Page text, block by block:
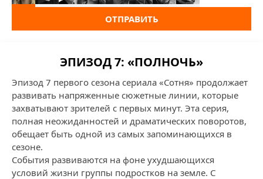
ОТПРАВИТЬ
ЭПИЗОД 7: «ПОЛНОЧЬ»
Эпизод 7 первого сезона сериала «Сотня» продолжает
развивать напряженные сюжетные линии, которые
захватывают зрителей с первых минут. Эта серия,
полная неожиданностей и драматических поворотов,
обещает быть одной из самых запоминающихся в
сезоне.
События развиваются на фоне ухудшающихся
условий жизни группы подростков на земле. С